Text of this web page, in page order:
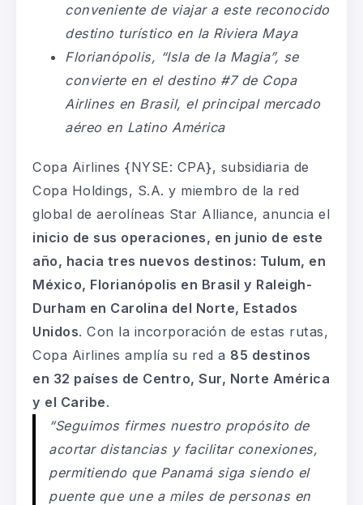
conveniente de viajar a este reconocido
destino turístico en la Riviera Maya
Florianópolis, “Isla de la Magia”, se
convierte en el destino #7 de Copa
Airlines en Brasil, el principal mercado
aéreo en Latino América
Copa Airlines {NYSE: CPA}, subsidiaria de
Copa Holdings, S.A. y miembro de la red
global de aerolíneas Star Alliance, anuncia el
inicio de sus operaciones, en junio de este
año, hacia tres nuevos destinos: Tulum, en
México, Florianópolis en Brasil y Raleigh-
Durham en Carolina del Norte, Estados
Unidos. Con la incorporación de estas rutas,
Copa Airlines amplía su red a 85 destinos
en 32 países de Centro, Sur, Norte América
y el Caribe.
“Seguimos firmes nuestro propósito de
acortar distancias y facilitar conexiones,
permitiendo que Panamá siga siendo el
puente que une a miles de personas en